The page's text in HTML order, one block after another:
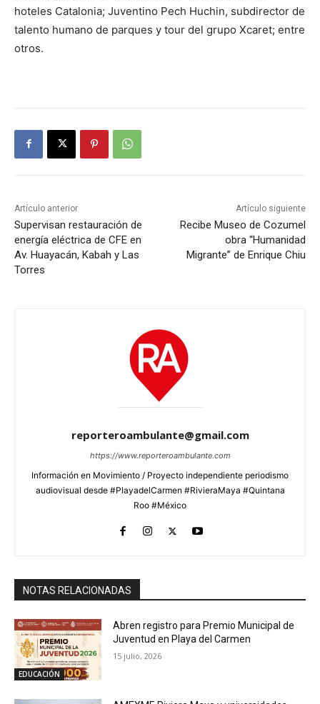
hoteles Catalonia; Juventino Pech Huchin, subdirector de
talento humano de parques y tour del grupo Xcaret; entre
otros.
Artículo anterior
Supervisan restauración de
energía eléctrica de CFE en
Av. Huayacán, Kabah y Las
Torres
Artículo siguiente
Recibe Museo de Cozumel
obra “Humanidad
Migrante” de Enrique Chiu
reporteroambulante@gmail.com
https://www.reporteroambulante.com
Información en Movimiento / Proyecto independiente periodismo
audiovisual desde #PlayadelCarmen #RivieraMaya #Quintana
Roo #México
NOTAS RELACIONADAS
EDUCACIÓN
Abren registro para Premio Municipal de
Juventud en Playa del Carmen
15 julio, 2026